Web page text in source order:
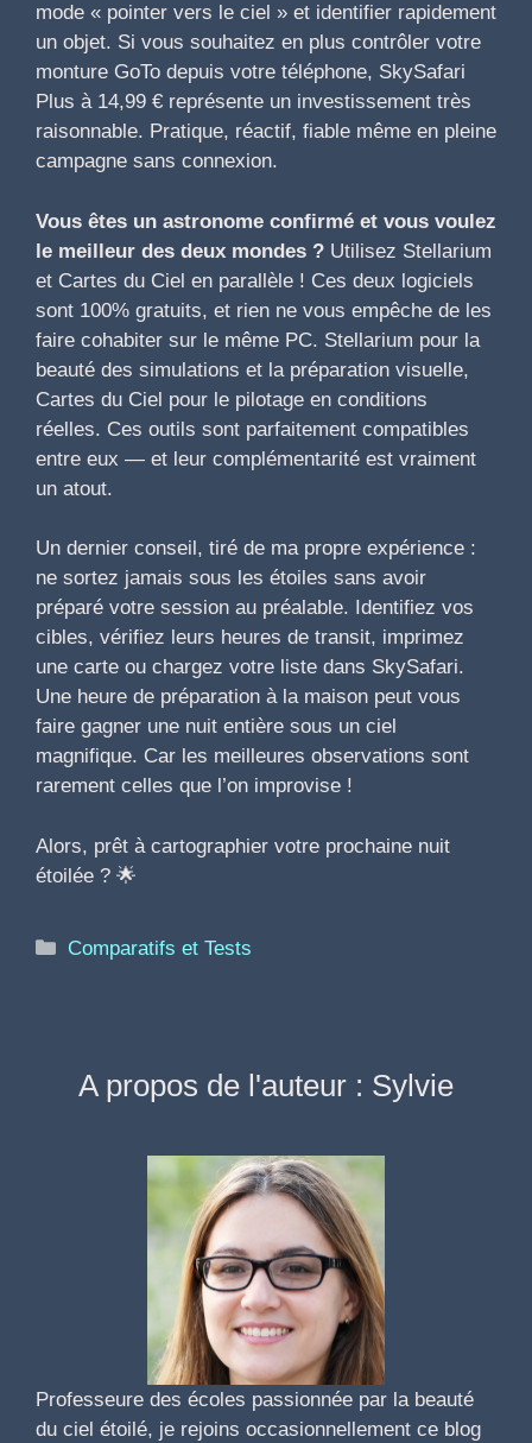
mode « pointer vers le ciel » et identifier rapidement
un objet. Si vous souhaitez en plus contrôler votre
monture GoTo depuis votre téléphone, SkySafari
Plus à 14,99 € représente un investissement très
raisonnable. Pratique, réactif, fiable même en pleine
campagne sans connexion.
Vous êtes un astronome confirmé et vous voulez
le meilleur des deux mondes ? Utilisez Stellarium
et Cartes du Ciel en parallèle ! Ces deux logiciels
sont 100% gratuits, et rien ne vous empêche de les
faire cohabiter sur le même PC. Stellarium pour la
beauté des simulations et la préparation visuelle,
Cartes du Ciel pour le pilotage en conditions
réelles. Ces outils sont parfaitement compatibles
entre eux — et leur complémentarité est vraiment
un atout.
Un dernier conseil, tiré de ma propre expérience :
ne sortez jamais sous les étoiles sans avoir
préparé votre session au préalable. Identifiez vos
cibles, vérifiez leurs heures de transit, imprimez
une carte ou chargez votre liste dans SkySafari.
Une heure de préparation à la maison peut vous
faire gagner une nuit entière sous un ciel
magnifique. Car les meilleures observations sont
rarement celles que l’on improvise !
Alors, prêt à cartographier votre prochaine nuit
étoilée ? 🌟
Catégories
Comparatifs et Tests
A propos de l'auteur : Sylvie
Professeure des écoles passionnée par la beauté
du ciel étoilé, je rejoins occasionnellement ce blog